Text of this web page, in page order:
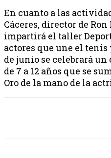
En cuanto a las
Cáceres, director de
impartirá el taller
actores que une el tenis
de junio se celebrará
de 7 a 12 años que se
Oro de la mano de la